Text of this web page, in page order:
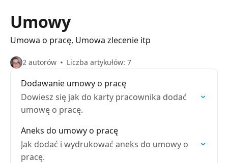
Umowy
Umowa o pracę, Umowa zlecenie itp
2 autorów Liczba artykułów: 7
Dodawanie umowy o pracę
Dowiesz się jak do karty pracownika dodać
umowę o pracę.
Aneks do umowy o pracę
Jak dodać i wydrukować aneks do umowy o
pracę.